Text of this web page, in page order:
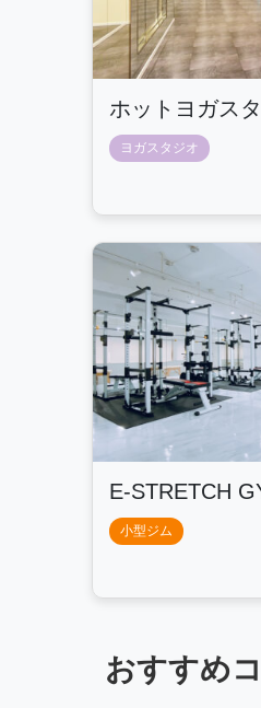
ホットヨガス
ヨガスタジオ
E-STRETCH
小型ジム
おすすめ